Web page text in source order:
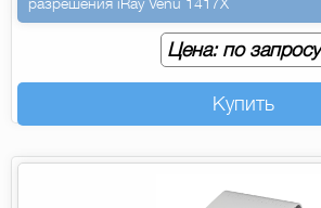
Цена: по запросу
Купить